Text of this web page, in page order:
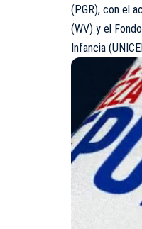
(PGR), con el
(WV) y el
Infancia